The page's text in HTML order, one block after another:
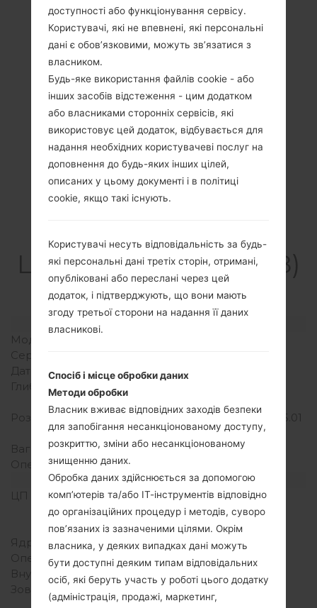
Специфікація
LGD320F8(LGD320F8)
akaLG L70
Модель та її характеристики
Модель
Серія
Дата випуску
Квітень, 2014
Глибина
Розміри (ширина/висота) 127.2 x 66.8 міліметрів (5.01
x 2.63 дюйма)
Вага
124 грам (4.37 унції)
Операційна система
Апаратне забезпечення
ЦП (процесор)
1.2 GHz Cortex-A7
Qualcomm MSM8926
Snapdragon 400
Ядра процесора
Двоядерний
Оперативна память
1GB
Внутрішня память
4GB
Зовнішня память
microSD, до 32 GB
(виділений слот)
доступності або функціонування сервісу.
Користувачі, які не впевнені, які персональні
дані є обов’язковими, можуть зв’язатися з
власником.
Будь-яке використання файлів cookie - або
інших засобів відстеження - цим додатком
або власниками сторонніх сервісів, які
використовує цей додаток, відбувається для
надання необхідних користувачеві послуг на
доповнення до будь-яких інших цілей,
описаних у цьому документі і в політиці
cookie, якщо такі існують.
Користувачі несуть відповідальність за будь-
які персональні дані третіх сторін, отримані,
опубліковані або переслані через цей
додаток, і підтверджують, що вони мають
згоду третьої сторони на надання її даних
власникові.
Спосіб і місце обробки даних
Методи обробки
Власник вживає відповідних заходів безпеки
для запобігання несанкціонованому доступу,
розкриттю, зміни або несанкціонованому
знищенню даних.
Обробка даних здійснюється за допомогою
комп’ютерів та/або ІТ-інструментів відповідно
до організаційних процедур і методів, суворо
пов’язаних із зазначеними цілями. Окрім
власника, у деяких випадках дані можуть
бути доступні деяким типам відповідальних
осіб, які беруть участь у роботі цього додатку
(адміністрація, продажі, маркетинг,